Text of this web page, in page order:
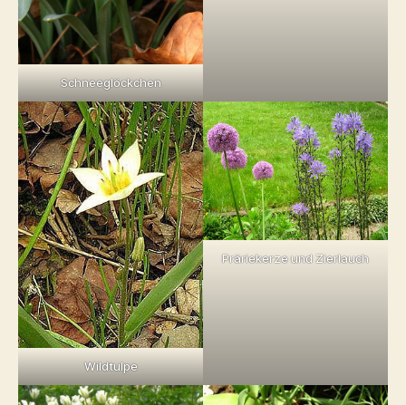
Schneeglöckchen
Wildtulpe
Präriekerze und Zierlauch